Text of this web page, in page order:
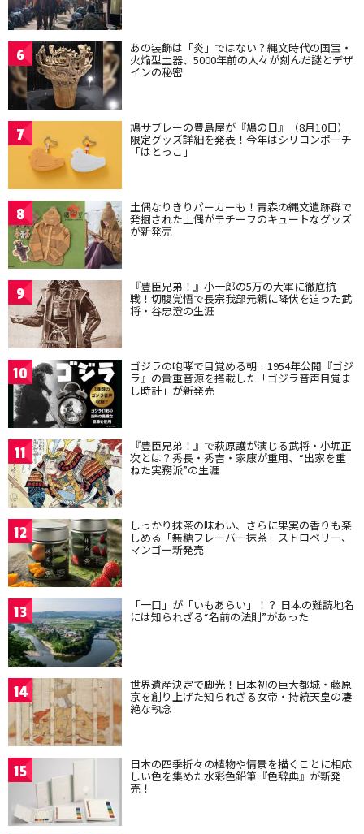
6 あの装飾は「炎」ではない？縄文時代の国宝・
火焔型土器、5000年前の人々が刻んだ謎とデザ
インの秘密
7 鳩サブレーの豊島屋が『鳩の日』（8月10日）
限定グッズ詳細を発表！今年はシリコンポーチ
「はとっこ」
8 土偶なりきりパーカーも！青森の縄文遺跡群で
発掘された土偶がモチーフのキュートなグッズ
が新発売
9 『豊臣兄弟！』小一郎の5万の大軍に徹底抗
戦！切腹覚悟で長宗我部元親に降伏を迫った武
将・谷忠澄の生涯
10 ゴジラの咆哮で目覚める朝…1954年公開『ゴジ
ラ』の貴重音源を搭載した「ゴジラ音声目覚ま
し時計」が新発売
11 『豊臣兄弟！』で萩原護が演じる武将・小堀正
次とは？秀長・秀吉・家康が重用、“出家を重
ねた実務派”の生涯
12 しっかり抹茶の味わい、さらに果実の香りも楽
しめる「無糖フレーバー抹茶」ストロベリー、
マンゴー新発売
13 「一口」が「いもあらい」！？ 日本の難読地名
には知られざる“名前の法則”があった
14 世界遺産決定で脚光！日本初の巨大都城・藤原
京を創り上げた知られざる女帝・持統天皇の凄
絶な執念
15 日本の四季折々の植物や情景を描くことに相応
しい色を集めた水彩色鉛筆『色辞典』が新発
売！